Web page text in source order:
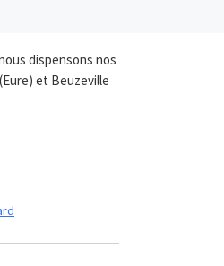
dispensons nos
et Beuzeville